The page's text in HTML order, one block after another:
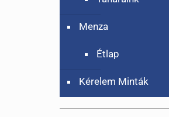
Menza
Étlap
Kérelem Minták